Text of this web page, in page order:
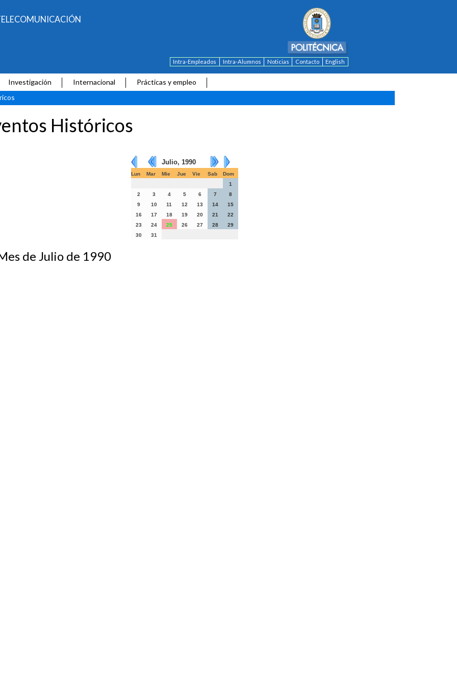
Intra-Empleados Intra-Alumnos Noticias Contacto English
Investigación Internacional
Prácticas y empleo
Históricos
Julio, 1990
Lun Mar Mie Jue Vie Sab
Dom
1
2
3 4 5 6 7
8
9
10 11 12 13 14
15
16
17 18 19 20 21
22
23
24 25 26 27 28
29
30
31
de Julio de 1990